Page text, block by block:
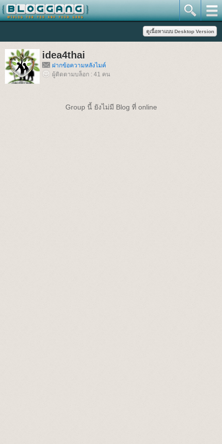
idea4thai
ฝากข้อความหลังไมค์
ผู้ติดตามบล็อก : 41 คน
Group นี้ ยังไม่มี Blog ที่ online